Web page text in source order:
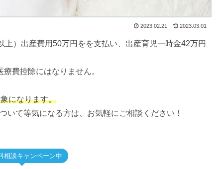
2023.02.21 2023.03.01
）出産費用50万円をを支払い、出産育児一時金42万円
費控除にはなりません。
になります。
いて等気になる方は、お気軽にご相談ください！
相談キャンペーン中